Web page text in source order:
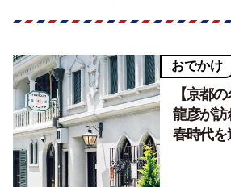
おでかけ
【京都
龍彦が訪
春時代を